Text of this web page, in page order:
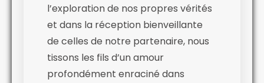
l’exploration de nos propres vérités
et dans la réception bienveillante
de celles de notre partenaire, nous
tissons les fils d’un amour
profondément enraciné dans